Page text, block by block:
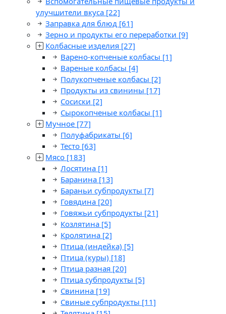
улучшители вкуса [22]
Заправка для блюд [61]
Зерно и продукты его переработки [9]
Колбасные изделия [27]
Варено-копченые колбасы [1]
Вареные колбасы [4]
Полукопченые колбасы [2]
Продукты из свинины [17]
Сосиски [2]
Сырокопченые колбасы [1]
Мучное [77]
Полуфабрикаты [6]
Тесто [63]
Мясо [183]
Лосятина [1]
Баранина [13]
Бараньи субпродукты [7]
Говядина [20]
Говяжьи субпродукты [21]
Козлятина [5]
Кролятина [2]
Птица (индейка) [5]
Птица (куры) [18]
Птица разная [20]
Птица субпродукты [5]
Свинина [19]
Свиные субпродукты [11]